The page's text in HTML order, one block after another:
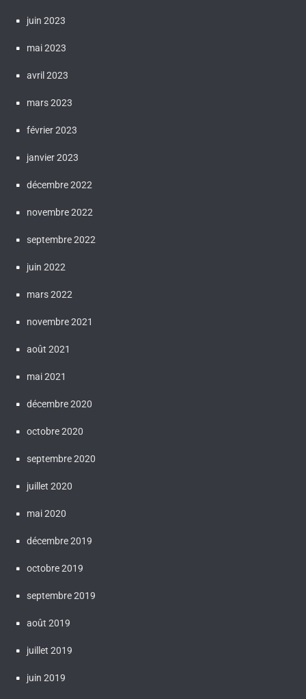
juin 2023
mai 2023
avril 2023
mars 2023
février 2023
janvier 2023
décembre 2022
novembre 2022
septembre 2022
juin 2022
mars 2022
novembre 2021
août 2021
mai 2021
décembre 2020
octobre 2020
septembre 2020
juillet 2020
mai 2020
décembre 2019
octobre 2019
septembre 2019
août 2019
juillet 2019
juin 2019